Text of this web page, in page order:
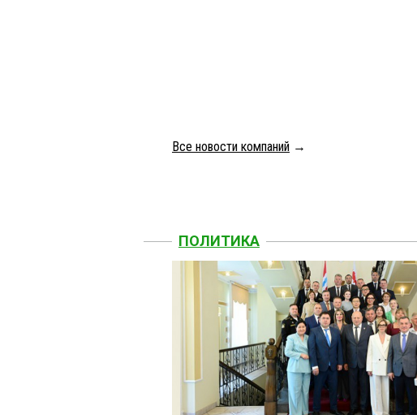
Все новости компаний →
ПОЛИТИКА